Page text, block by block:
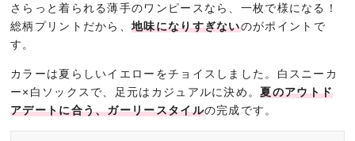
さらっと着られる薄手のワンピースなら、一枚で様になる！
総柄プリントだから、 地味になりすぎないのがポイントで
す。
カラーは夏らしいイエローをチョイスしました。白スニーカ
ー×白ソックスで、足元はカジュアルに決め。夏のアウトド
アデートに合う、ガーリースタイルの完成です。